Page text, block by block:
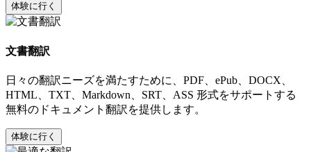
体験に行く
文書翻訳
日々の翻訳ニーズを満たすために、PDF、ePub、DOCX、
HTML、TXT、Markdown、SRT、ASS 形式をサポートする
無料のドキュメント翻訳を提供します。
体験に行く